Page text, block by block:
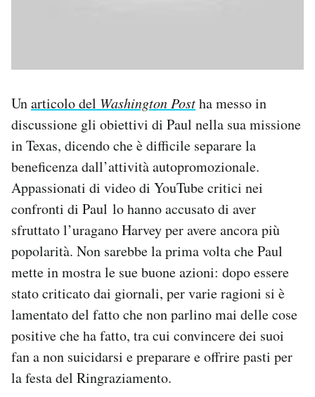
Unarticolo del Washington Postha messo in
discussione gli obiettivi di Paul nella sua missione
in Texas, dicendo che è difficile separare la
beneficenza dall’attività autopromozionale.
Appassionati di video di YouTube critici nei
confronti di Paul lo hanno accusato di aver
sfruttato l’uragano Harvey per avere ancora più
popolarità. Non sarebbe la prima volta che Paul
mette in mostra le sue buone azioni: dopo essere
stato criticato dai giornali, per varie ragioni si è
lamentato del fatto che non parlino mai delle cose
positive che ha fatto, tra cui convincere dei suoi
fan a non suicidarsi e preparare e offrire pasti per
la festa del Ringraziamento.